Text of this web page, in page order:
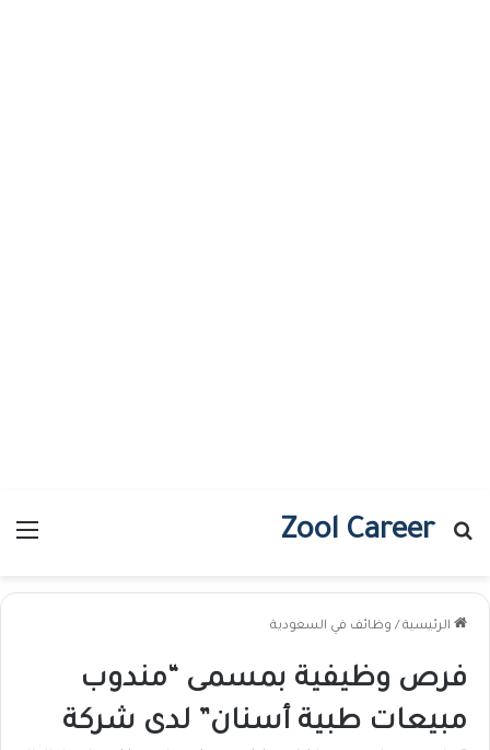
Zool Career
بحث عن
الرئيسية / وظائف في السعودية
فرص وظيفية بمسمى “مندوب
مبيعات طبية أسنان” لدى شركة